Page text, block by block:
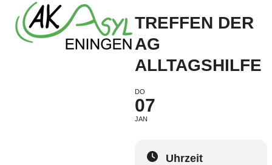
content
Open
mobile
menu
Close
mobile
menu
TREFFEN DER
AG
ALLTAGSHILFE
DO
07
JAN
Uhrzeit